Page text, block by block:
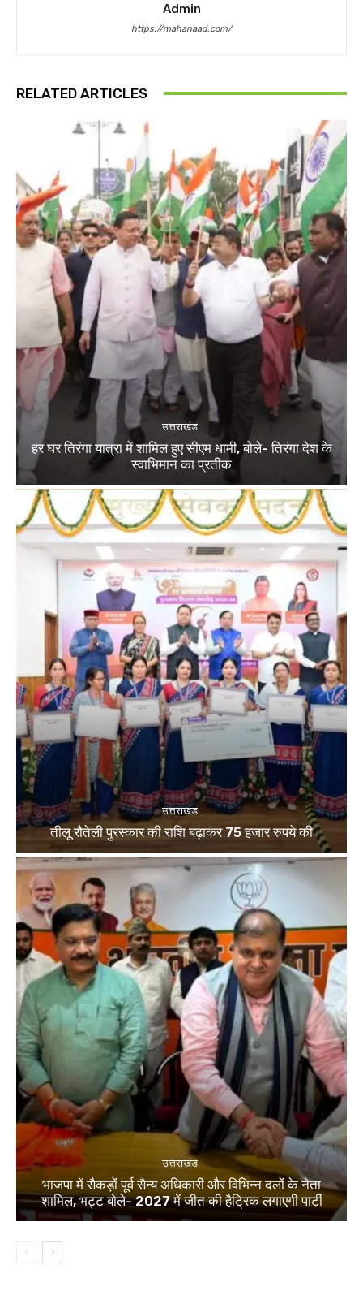
Admin
https://mahanaad.com/
RELATED ARTICLES
उत्तराखंड
हर घर तिरंगा यात्रा में शामिल हुए सीएम धामी, बोले- तिरंगा देश के
स्वाभिमान का प्रतीक
उत्तराखंड
तीलू रौतेली पुरस्कार की राशि बढ़ाकर 75 हजार रुपये की
उत्तराखंड
भाजपा में सैकड़ों पूर्व सैन्य अधिकारी और विभिन्न दलों के नेता
शामिल, भट्ट बोले- 2027 में जीत की हैट्रिक लगाएगी पार्टी